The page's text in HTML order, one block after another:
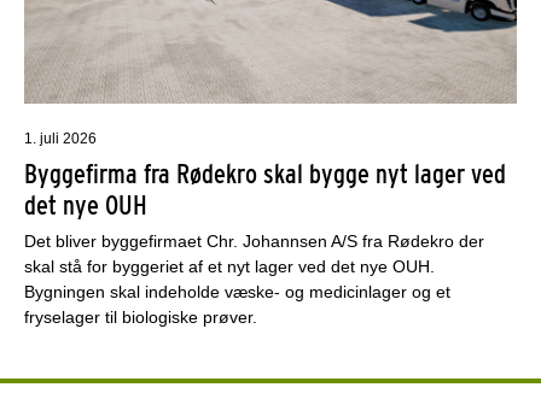
1. juli 2026
Byggefirma fra Rødekro skal bygge nyt lager ved
det nye OUH
Det bliver byggefirmaet Chr. Johannsen A/S fra Rødekro der
skal stå for byggeriet af et nyt lager ved det nye OUH.
Bygningen skal indeholde væske- og medicinlager og et
fryselager til biologiske prøver.